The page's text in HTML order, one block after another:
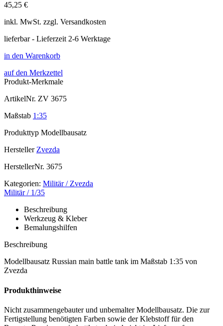
45,25 €
inkl. MwSt. zzgl. Versandkosten
lieferbar - Lieferzeit 2-6 Werktage
in den Warenkorb
auf den Merkzettel
Produkt-Merkmale
ArtikelNr. ZV 3675
Maßstab 1:35
Produkttyp Modellbausatz
Hersteller Zvezda
HerstellerNr. 3675
Kategorien: Militär / Zvezda
Militär / 1/35
Beschreibung
Werkzeug & Kleber
Bemalungshilfen
Beschreibung
Modellbausatz Russian main battle tank im Maßstab 1:35 von
Zvezda
Produkthinweise
Nicht zusammengebauter und unbemalter Modellbausatz. Die zur
Fertigstellung benötigten Farben sowie der Klebstoff für den